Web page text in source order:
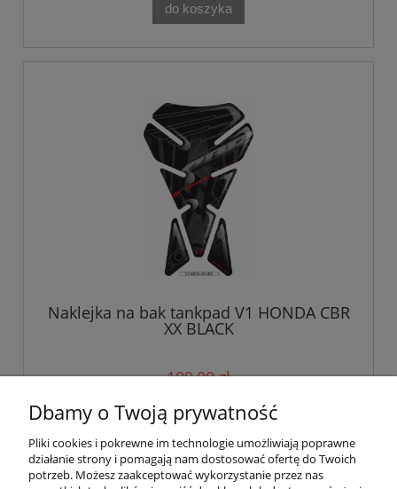
do koszyka
Naklejka na bak tankpad V1 HONDA CBR
XX BLACK
109,00 zł
do koszyka
Dbamy o Twoją prywatność
Pliki cookies i pokrewne im technologie umożliwiają poprawne
działanie strony i pomagają nam dostosować ofertę do Twoich
potrzeb. Możesz zaakceptować wykorzystanie przez nas